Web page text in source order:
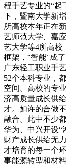
程手艺专业的“起
下，暨南大学新
所高校本年正在
艺师范大学、嘉
艺大学等4所高校
框架，“智能”成
广东轻工职业手
52个本科专业，
空间。高校的专
济高质量成长供
才。如许的合做
融合。此中不少
华为、中兴开设“
财产成长供给无
才培育的每一个
事能源转型和材